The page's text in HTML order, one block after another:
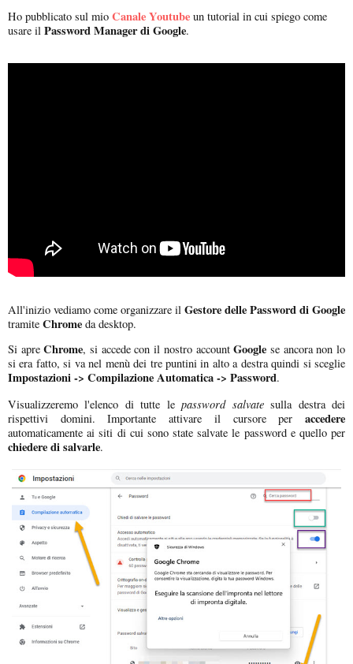
Ho pubblicato sul mio Canale Youtube un tutorial in cui spiego come
usare il Password Manager di Google.
All'inizio vediamo come organizzare il Gestore delle Password di Google
tramite Chrome da desktop.
Si apreChrome, si accede con il nostro accountGoogle se ancora non lo
si era fatto, si va nel menù dei tre puntini in alto a destra quindi si sceglie
Impostazioni -> Compilazione Automatica -> Password.
Visualizzeremo l'elenco di tutte lepassword salvatesulla destra dei
rispettivi domini. Importante attivare il cursore per accedere
automaticamente ai siti di cui sono state salvate le password e quello per
chiedere di salvarle.